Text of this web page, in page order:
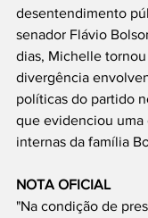
desentendimento
senador Flávio
dias, Michelle
divergência
políticas do partido
que evidenciou uma
internas da família
NOTA OFICIAL
"Na condição de